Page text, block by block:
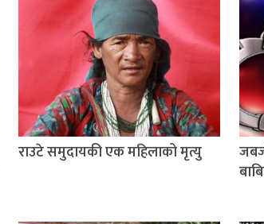
राउटे समुदायकी एक महिलाको मृत्यु